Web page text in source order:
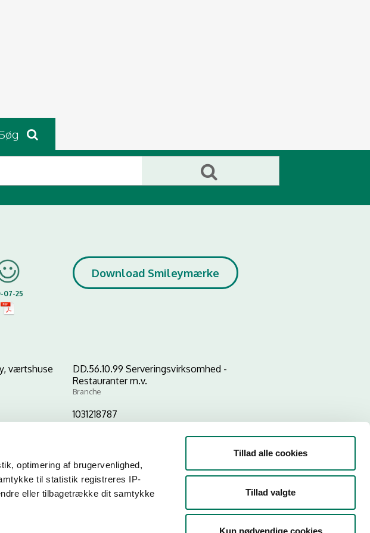
optimering af brugervenlighed,
til statistik registreres IP-
eller tilbagetrække dit samtykke
Tillad alle cookies
Tillad valgte
Kun nødvendige cookies
07-25
Download Smileymærke
værtshuse
DD.56.10.99 Serveringsvirksomhed -
Restauranter m.v.
Branche
1031218787
P-nr
hjemmeside